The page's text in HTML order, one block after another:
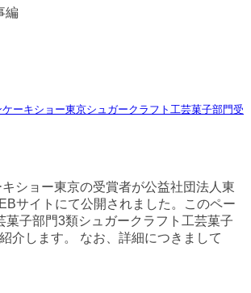
編
ケーキショー東京シュガークラフト工芸菓子部門受
ショー東京の受賞者が公益社団法人東
サイトにて公開されました。このペー
菓子部門3類シュガークラフト工芸菓子
介します。 なお、詳細につきまして